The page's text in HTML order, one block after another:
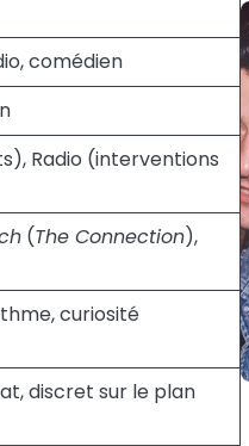
comédien
Radio (interventions
(The Connection),
curiosité
discret sur le plan